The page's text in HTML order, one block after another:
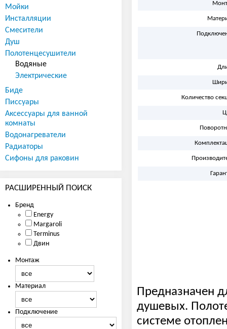
Количество
Предназначен
душевых.
системе
Мойки
Инсталляции
Смесители
Душ
Полотенцесушители
Водяные
Электрические
Биде
Писсуары
Аксессуары для ванной
комнаты
Водонагреватели
Радиаторы
Сифоны для раковин
РАСШИРЕННЫЙ ПОИСК
Бренд
Energy
Margaroli
Terminus
Двин
Монтаж
Материал
Подключение